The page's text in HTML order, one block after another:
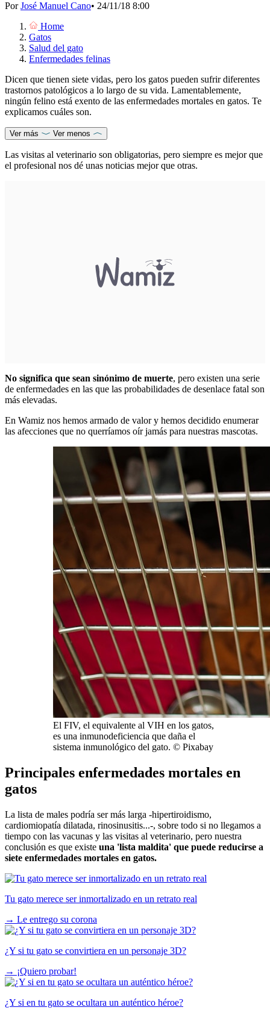
PorJosé Manuel Cano• 24/11/18 8:00
Home
Gatos
Salud del gato
Enfermedades felinas
Dicen que tienen siete vidas, pero los gatos pueden sufrir diferentes
trastornos patológicos a lo largo de su vida. Lamentablemente,
ningún felino está exento de las enfermedades mortales en gatos. Te
explicamos cuáles son.
Ver más Ver menos
Las visitas al veterinario son obligatorias, pero siempre es mejor que
el profesional nos dé unas noticias mejor que otras.
No significa que sean sinónimo de muerte, pero existen una serie
de enfermedades en las que las probabilidades de desenlace fatal son
más elevadas.
En Wamiz nos hemos armado de valor y hemos decidido enumerar
las afecciones que no querríamos oír jamás para nuestras mascotas.
El FIV, el equivalente al VIH en los gatos,
es una inmunodeficiencia que daña el
sistema inmunológico del gato. © Pixabay
Principales enfermedades mortales en
gatos
La lista de males podría ser más larga -hipertiroidismo,
cardiomiopatía dilatada, rinosinusitis...-, sobre todo si no llegamos a
tiempo con las vacunas y las visitas al veterinario, pero nuestra
conclusión es que existe una 'lista maldita' que puede reducirse a
siete enfermedades mortales en gatos.
Tu gato merece ser inmortalizado en un retrato real
→ Le entrego su corona
¿Y si tu gato se convirtiera en un personaje 3D?
→ ¡Quiero probar!
¿Y si en tu gato se ocultara un auténtico héroe?